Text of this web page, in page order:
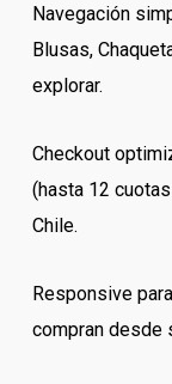
Navegación
Blusas,
explorar.
Checkout
(hasta 12
Chile.
Responsive
compran desde